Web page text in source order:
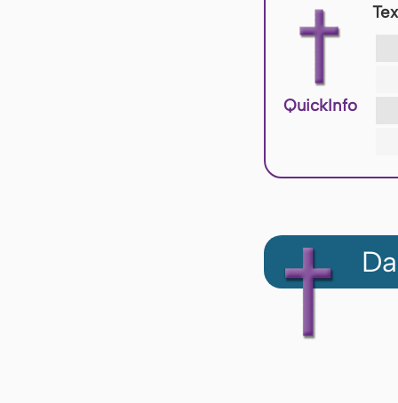
QuickInfo